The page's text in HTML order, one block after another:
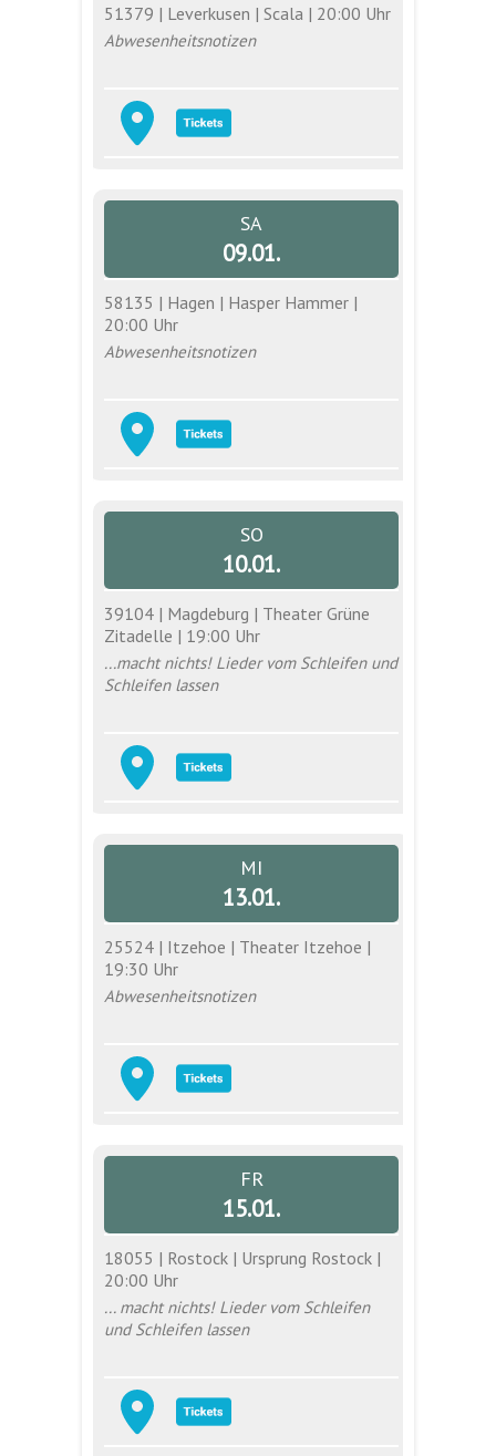
51379 | Leverkusen | Scala | 20:00 Uhr
Abwesenheitsnotizen
SA
09.01.
58135 | Hagen | Hasper Hammer |
20:00 Uhr
Abwesenheitsnotizen
SO
10.01.
39104 | Magdeburg | Theater Grüne
Zitadelle | 19:00 Uhr
...macht nichts! Lieder vom Schleifen und
Schleifen lassen
MI
13.01.
25524 | Itzehoe | Theater Itzehoe |
19:30 Uhr
Abwesenheitsnotizen
FR
15.01.
18055 | Rostock | Ursprung Rostock |
20:00 Uhr
... macht nichts! Lieder vom Schleifen
und Schleifen lassen